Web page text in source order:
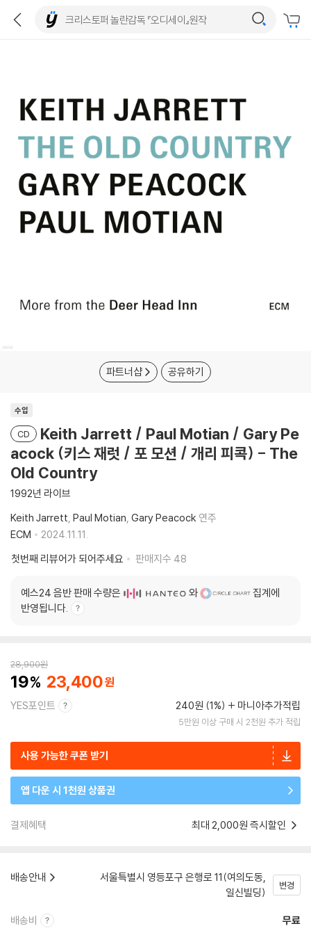
파트너샵 공유하기
수입
CD
Keith Jarrett / Paul Motian / Gary Pe
acock (키스 재럿 / 포 모션 / 개리 피콕) - The
Old Country
1992년 라이브
Keith Jarrett Paul Motian Gary Peacock 연주
ECM
2024.11.11.
첫번째 리뷰어가 되어주세요
판매지수 48
예스24 음반 판매 수량은 와
집계에
반영됩니다.
28,900원
19 23,400
YES포인트 240원 (1%) 마니아추가적립
5만원 이상 구매 시 2천원 추가 적립
사용 가능한 쿠폰 받기
앱 다운 시 1천원 상품권
결제혜택 최대 2,000원 즉시할인
배송안내
서울특별시 영등포구 은행로 11(여의도동,
일신빌딩)
변경
배송비 무료